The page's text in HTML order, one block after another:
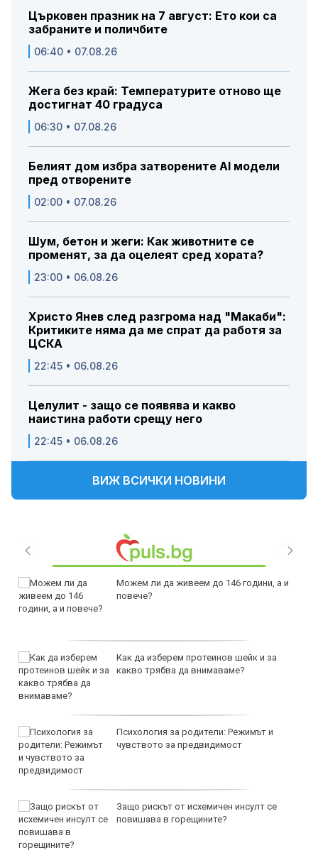
Църковен празник на 7 август: Ето кои са
забраните и поличбите
06:40 • 07.08.26
Жега без край: Температурите отново ще
достигнат 40 градуса
06:30 • 07.08.26
Белият дом избра затворените AI модели
пред отворените
02:00 • 07.08.26
Шум, бетон и жеги: Как животните се
променят, за да оцелеят сред хората?
23:00 • 06.08.26
Христо Янев след разгрома над "Макаби":
Критиките няма да ме спрат да работя за
ЦСКА
22:45 • 06.08.26
Целулит - защо се появява и какво
наистина работи срещу него
22:45 • 06.08.26
ВИЖ ВСИЧКИ НОВИНИ
Можем ли да живеем до 146 години, а и
повече?
Как да изберем протеинов шейк и за
какво трябва да внимаваме?
Психология за родители: Режимът и
чувството за предвидимост
Защо рискът от исхемичен инсулт се
повишава в горещините?